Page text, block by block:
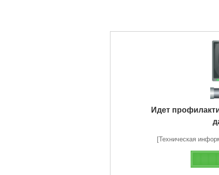
Идет
[Техническая